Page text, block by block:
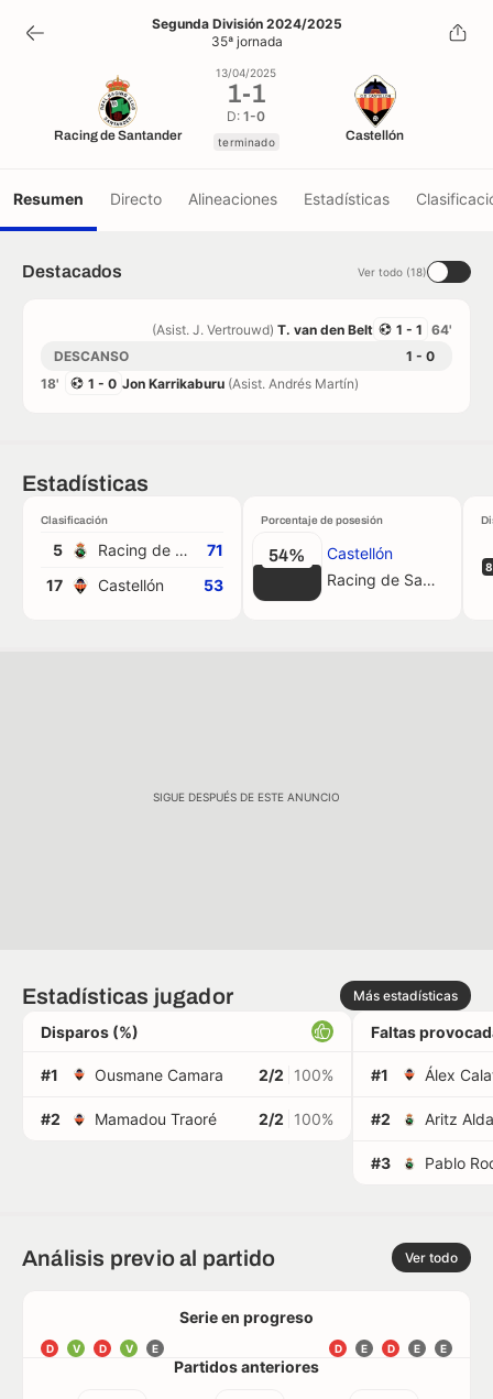
1-1
terminado
Segunda División 2024/2025
35ª jornada
Racing de Santander
13/04/2025
1-1
D:1-0
terminado Castellón
Resumen Directo Alineaciones Estadísticas
Destacados Ver todo (18)
64'
1 - 1
(Asist. J. Vertrouwd) T. van den Belt
DESCANSO
1 - 0
18'
1 - 0 Jon Karrikaburu (Asist. Andrés Martín)
Estadísticas
Clasificación
5 Racing de Santander
71
17
Castellón 53
Porcentaje de posesión
54%
Castellón
Racing de Santander
8
SIGUE DESPUÉS DE ESTE ANUNCIO
Estadísticas jugador Más estadísticas
Disparos (%)
#1 Ousmane Camara 2/2 100%
#2 Mamadou Traoré 2/2 100%
Faltas
#1 Álex
#2 Aritz
#3 Pablo
Análisis previo al partido Ver todo
Serie en progreso
D V D V E E
E
D
E
D
Partidos anteriores